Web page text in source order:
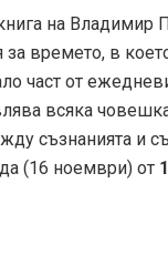
на Владимир
за времето, в
част от
всяка
съзнанията и
(16 ноември) от